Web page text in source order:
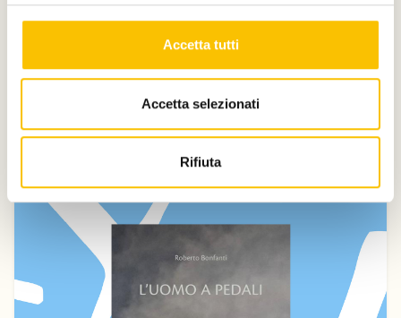
Accetta tutti
Accetta selezionati
Rifiuta
Alessandro Polidoro Editore